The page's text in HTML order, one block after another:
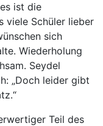
ist die
viele Schüler lieber
sich
Wiederholung
Seydel
„Doch leider gibt
Teil des